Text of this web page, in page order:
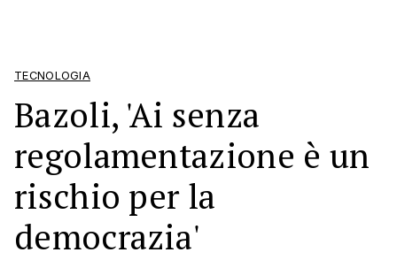
TECNOLOGIA
Bazoli, 'Ai senza
regolamentazione è un
rischio per la
democrazia'